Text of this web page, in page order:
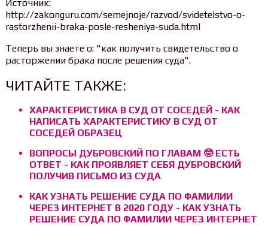
Источник:
http://zakonguru.com/semejnoje/razvod/svidetelstvo-o-
rastorzhenii-braka-posle-resheniya-suda.html
Теперь вы знаете о: "как получить свидетельство о
расторжении брака после решения суда".
ЧИТАЙТЕ ТАКЖЕ:
ХАРАКТЕРИСТИКА В СУД ОТ СОСЕДЕЙ - КАК
НАПИСАТЬ ХАРАКТЕРИСТИКУ В СУД ОТ
СОСЕДЕЙ ОБРАЗЕЦ
ВОПРОСЫ ДУБРОВСКИЙ ПО ГЛАВАМ 🤓 ЕСТЬ
ОТВЕТ - КАК ПРОЯВЛЯЕТ СЕБЯ ДУБРОВСКИЙ
ПОЛУЧИВ ПИСЬМО ИЗ СУДА
КАК УЗНАТЬ РЕШЕНИЕ СУДА ПО ФАМИЛИИ
ЧЕРЕЗ ИНТЕРНЕТ В 2020 ГОДУ - КАК УЗНАТЬ
РЕШЕНИЕ СУДА ПО ФАМИЛИИ ЧЕРЕЗ ИНТЕРНЕТ